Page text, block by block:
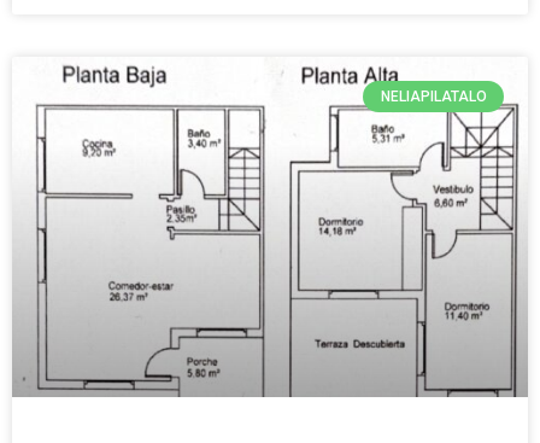
NELIAPILATALO